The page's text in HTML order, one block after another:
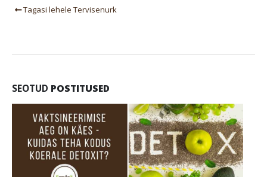
Tagasi lehele Tervisenurk
SEOTUD POSTITUSED